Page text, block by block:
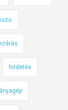
hirdetés